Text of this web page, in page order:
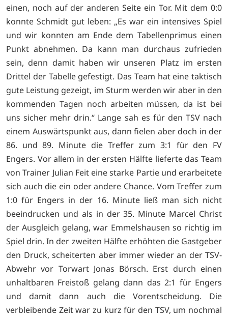
einen, noch auf der anderen Seite ein Tor. Mit dem 0:0
konnte Schmidt gut leben: „Es war ein intensives Spiel
und wir konnten am Ende dem Tabellenprimus einen
Punkt abnehmen. Da kann man durchaus zufrieden
sein, denn damit haben wir unseren Platz im ersten
Drittel der Tabelle gefestigt. Das Team hat eine taktisch
gute Leistung gezeigt, im Sturm werden wir aber in den
kommenden Tagen noch arbeiten müssen, da ist bei
uns sicher mehr drin.“ Lange sah es für den TSV nach
einem Auswärtspunkt aus, dann fielen aber doch in der
86. und 89. Minute die Treffer zum 3:1 für den FV
Engers. Vor allem in der ersten Hälfte lieferte das Team
von Trainer Julian Feit eine starke Partie und erarbeitete
sich auch die ein oder andere Chance. Vom Treffer zum
1:0 für Engers in der 16. Minute ließ man sich nicht
beeindrucken und als in der 35. Minute Marcel Christ
der Ausgleich gelang, war Emmelshausen so richtig im
Spiel drin. In der zweiten Hälfte erhöhten die Gastgeber
den Druck, scheiterten aber immer wieder an der TSV-
Abwehr vor Torwart Jonas Börsch. Erst durch einen
unhaltbaren Freistoß gelang dann das 2:1 für Engers
und damit dann auch die Vorentscheidung. Die
verbleibende Zeit war zu kurz für den TSV, um nochmal